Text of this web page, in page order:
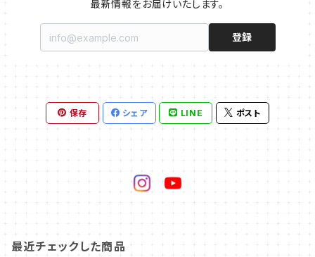
最新情報をお届けいたします。
登録
保存 シェア LINE ポスト
最近チェックした商品